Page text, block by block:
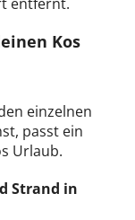
Kos
einzelnen
passt ein
Urlaub.
Strand in